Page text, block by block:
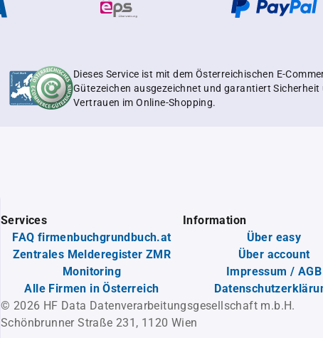
Dieses Service ist mit dem Österreichischen E-
Gütezeichen ausgezeichnet und garantiert Sicherheit
Vertrauen im Online-Shopping.
Services
FAQ firmenbuchgrundbuch.at
Zentrales Melderegister ZMR
Monitoring
Alle Firmen in Österreich
Information
Über easy
Über account
Impressum / AGB
© 2026 HF Data Datenverarbeitungsgesellschaft m.b.H.
Schönbrunner Straße 231, 1120 Wien